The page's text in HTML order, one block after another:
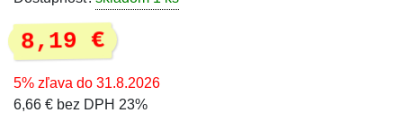
8,19 €
5% zľava do 31.8.2026
6,66 € bez DPH 23%